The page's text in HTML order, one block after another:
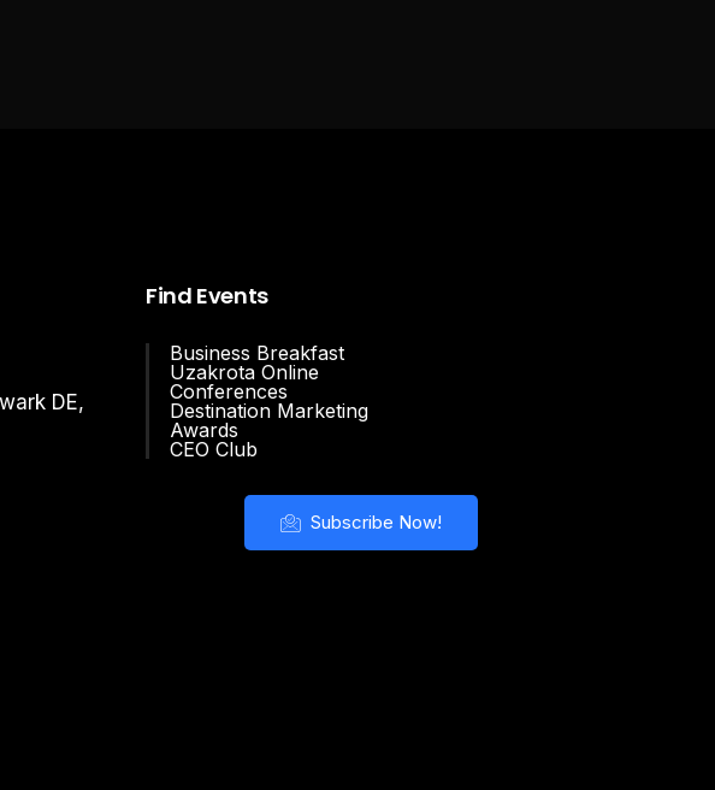
DE,
Find Events
Business Breakfast
Uzakrota Online
Conferences
Destination Marketing
Awards
CEO Club
Subscribe Now!